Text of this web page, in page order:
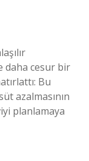
daha cesur bir
Bu
azalmasının
planlamaya